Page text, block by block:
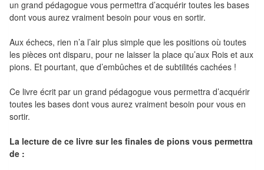
Pour
les
enfants
Pour
famille
Pour
les
initiés
un grand pédagogue vous permettra d’acquérir toutes les bases
dont vous aurez vraiment besoin pour vous en sortir.
Aux échecs, rien n’a l’air plus simple que les positions où toutes
les pièces ont disparu, pour ne laisser la place qu’aux Rois et aux
pions. Et pourtant, que d’embûches et de subtilités cachées !
Ce livre écrit par un grand pédagogue vous permettra d’acquérir
toutes les bases dont vous aurez vraiment besoin pour vous en
sortir.
La lecture de ce livre sur les finales de pions vous permettra
de :